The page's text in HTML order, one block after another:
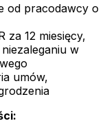
od pracodawcy o
za 12 miesięcy,
w
umów,